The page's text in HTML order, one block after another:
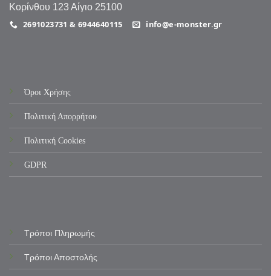
Κορίνθου 123 Αίγιο 25100
2691023731 & 6944640115 info@e-monster.gr
Όροι Χρήσης
Πολιτική Απορρήτου
Πολιτική Cookies
GDPR
Τρόποι Πληρωμής
Τρόποι Αποστολής